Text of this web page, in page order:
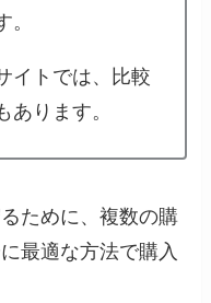
イトでは、比較
あります。
ために、複数の購
最適な方法で購入